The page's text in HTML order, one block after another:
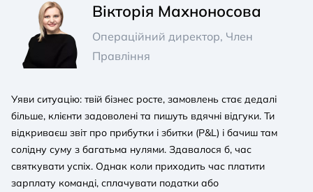
Вікторія Махноносова
Операційний директор, Член
Правління
Уяви ситуацію: твій бізнес росте, замовлень стає дедалі
більше, клієнти задоволені та пишуть вдячні відгуки. Ти
відкриваєш звіт про прибутки і збитки (P&L) і бачиш там
солідну суму з багатьма нулями. Здавалося б, час
святкувати успіх. Однак коли приходить час платити
зарплату команді, сплачувати податки або